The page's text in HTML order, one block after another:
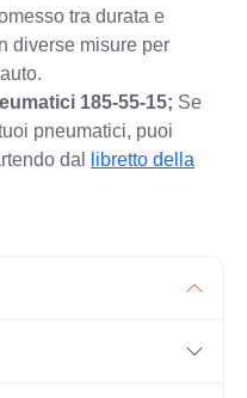
tra durata e
diverse misure per
185-55-15; Se
pneumatici, puoi
dal
libretto della